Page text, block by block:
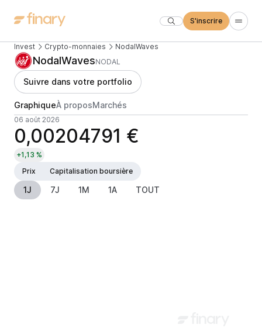
S'inscrire
Invest Crypto-monnaies NodalWaves
NodalWavesNODAL
Suivre dans votre portfolio
GraphiqueÀ proposMarchés
06 août 2026
0,00204791 €
+1,13 %
Prix
Capitalisation boursière
1J 7J 1M 1A TOUT